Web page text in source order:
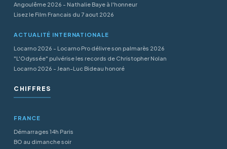
Angoulême 2026 - Nathalie Baye à l'honneur
Lisez le Film Francais du 7 aout 2026
ACTUALITÉ INTERNATIONALE
Locarno 2026 - Locarno Pro délivre son palmarès 2026
"L'Odyssée" pulvérise les records de Christopher Nolan
Locarno 2026 - Jean-Luc Bideau honoré
CHIFFRES
FRANCE
Démarrages 14h Paris
BO au dimanche soir